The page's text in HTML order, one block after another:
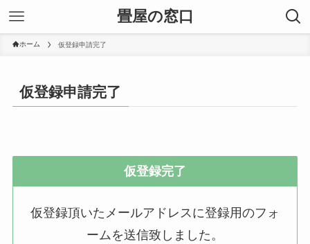
畳屋の窓口
ホーム 仮登録申請完了
仮登録申請完了
仮登録完了
仮登録頂いたメールアドレスに登録用のフォ
ームを送信致しました。